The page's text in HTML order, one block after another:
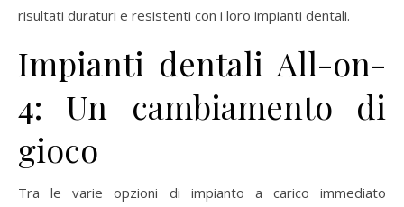
risultati duraturi e resistenti con i loro impianti dentali.
Impianti dentali All-on-
4: Un cambiamento di
gioco
Tra le varie opzioni di impianto a carico immediato